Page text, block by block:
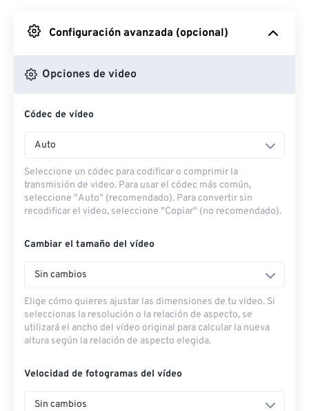
Desde Google Drive
Desde OneDrive
Desde URL
Configuración avanzada (opcional)
Opciones de video
Códec de vídeo
Auto
Seleccione un códec para codificar o comprimir la
transmisión de video. Para usar el códec más común,
seleccione "Auto" (recomendado). Para convertir sin
recodificar el video, seleccione "Copiar" (no recomendado).
Cambiar el tamaño del vídeo
Sin cambios
Elige cómo quieres ajustar las dimensiones de tu vídeo. Si
seleccionas la resolución o la relación de aspecto, se
utilizará el ancho del vídeo original para calcular la nueva
altura según la relación de aspecto elegida.
Velocidad de fotogramas del vídeo
Sin cambios